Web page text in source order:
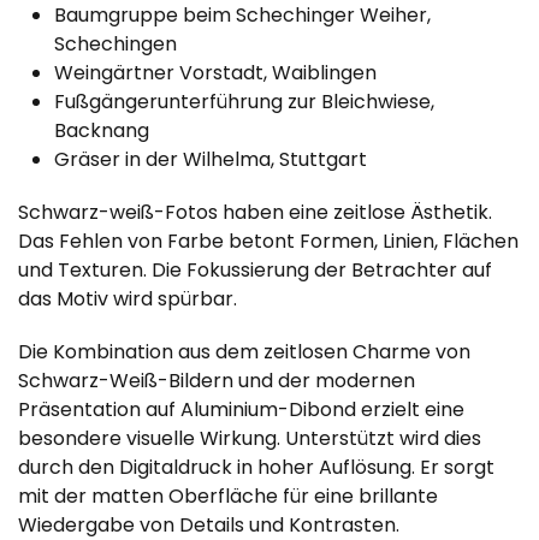
Baumgruppe beim Schechinger Weiher,
Schechingen
Weingärtner Vorstadt, Waiblingen
Fußgängerunterführung zur Bleichwiese,
Backnang
Gräser in der Wilhelma, Stuttgart
Schwarz-weiß-Fotos haben eine zeitlose Ästhetik.
Das Fehlen von Farbe betont Formen, Linien, Flächen
und Texturen. Die Fokussierung der Betrachter auf
das Motiv wird spürbar.
Die Kombination aus dem zeitlosen Charme von
Schwarz-Weiß-Bildern und der modernen
Präsentation auf Aluminium-Dibond erzielt eine
besondere visuelle Wirkung. Unterstützt wird dies
durch den Digitaldruck in hoher Auflösung. Er sorgt
mit der matten Oberfläche für eine brillante
Wiedergabe von Details und Kontrasten.